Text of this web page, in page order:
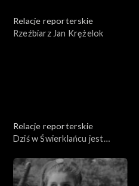
Relacje reporterskie
Rzeźbiarz Jan Krężelok
Relacje reporterskie
Dziś w Świerklańcu jest